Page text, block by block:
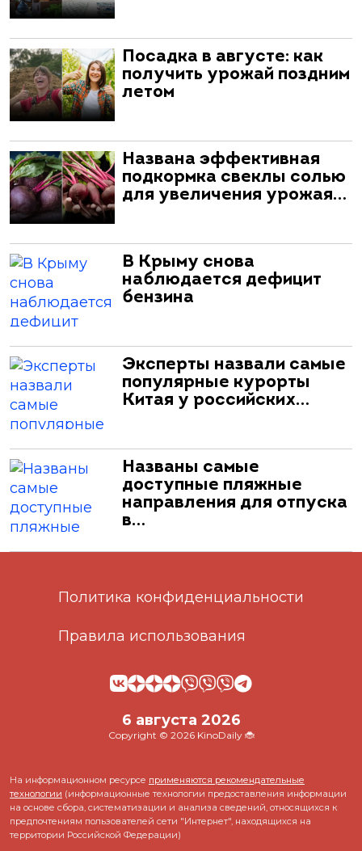
Посадка в августе: как
получить урожай поздним
летом
Названа эффективная
подкормка свеклы солью
для увеличения урожая…
В Крыму снова
наблюдается дефицит
бензина
Эксперты назвали самые
популярные курорты
Китая у российских…
Названы самые
доступные пляжные
направления для отпуска
в…
Политика конфиденциальности
Правила использования
6 августа 2026
Copyright © 2026 KinoDaily 🐞
На информационном ресурсе применяются рекомендательные
технологии (информационные технологии предоставления информации
на основе сбора, систематизации и анализа сведений, относящихся к
предпочтениям пользователей сети "Интернет", находящихся на
территории Российской Федерации)